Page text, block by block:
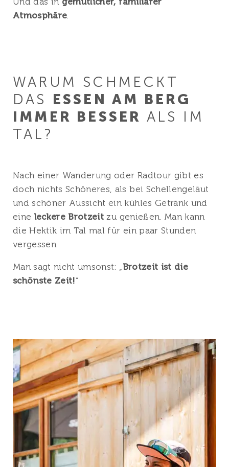
Atmosphäre.
WARUM SCHMECKT
DAS ESSEN AM BERG
IMMER BESSER ALS IM
TAL?
Nach einer Wanderung oder Radtour gibt es
doch nichts Schöneres, als bei Schellengeläut
und schöner Aussicht ein kühles Getränk und
eine leckere Brotzeit zu genießen. Man kann
die Hektik im Tal mal für ein paar Stunden
vergessen.
Man sagt nicht umsonst: „Brotzeit ist die
schönste Zeit!“